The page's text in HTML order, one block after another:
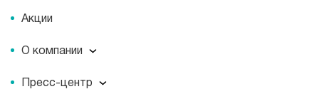
Акции
О компании
О компании
Пресс-центр